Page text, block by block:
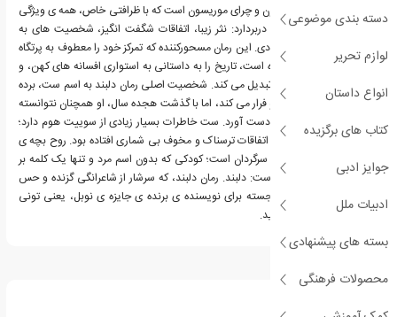
دسته بندی موضوعی
لوازم تحریر
انواع داستان
کتاب های برگزیده
جوایز ادبی
ادبیات ملل
بسته های پیشنهادی
محصولات فرهنگی
رمان دلبند، شاهکار بی چون و چرای موریسون است که با ظرافتی خاص، همه ی ویژگی
های قلم این نویسنده را دربردارد: نثر زیبا، اتفاقات شگفت انگیز، شخصیت های به
یادماندنی و تنش های نژادی. این رمان مسحورکننده که تمرکز خود را معطوف به پرتگاه
و جهنم زندگی بردگان کرده است، تاریخ را به داستانی به استواری افسانه های کهن، و
به دل نشینی یک لالایی تبدیل می کند. شخصیت اصلی رمان دلبند به اسم ست، برده
زاده ای است که به اوهایو فرار می کند، اما با گذشت هجده سال، او همچنان نتوانسته
آزادی و رهایی خود را به دست آورد. ست خاطرات بسیار زیادی از سوییت هوم دارد؛
مزرعه ی زیبایی که در آن، اتفاقات ترسناک و مخوف بی شماری افتاده بود. روح بچه ی
ست، در خانه ی جدید او سرگردان است؛ کودکی که بدون اسم مرد و تنها یک کلمه بر
سنگ قبرش نقش بسته است: دلبند. رمان دلبند، که سرشار از شاعرانگی گزنده و حس
تعلیق است، موفقیتی برجسته برای نویسنده ی برنده ی جایزه ی نوبل، یعنی تونی
موریسون به حساب می آید.
درباره تونی موریسون